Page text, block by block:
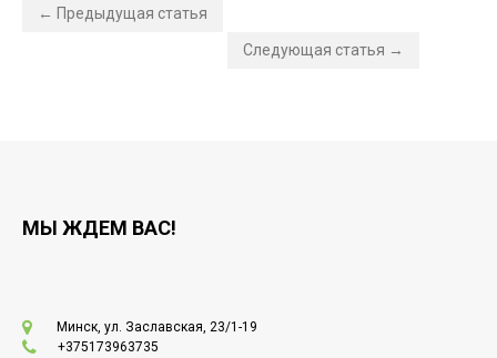
← Предыдущая статья
Следующая статья →
МЫ ЖДЕМ ВАС!
Минск, ул. Заславская, 23/1-19
+375173963735